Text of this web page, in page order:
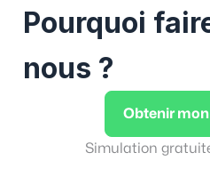
Pourquoi
nous ?
Obtenir
Simulation